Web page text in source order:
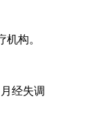
构。
经失调